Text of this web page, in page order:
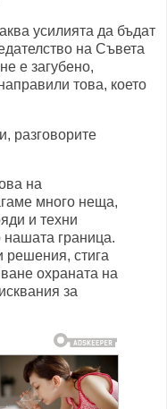
усилията да бъдат
на Съвета
е загубено,
това, което
разговорите
на
много неща,
и техни
нашата граница.
решения, стига
охраната на
за